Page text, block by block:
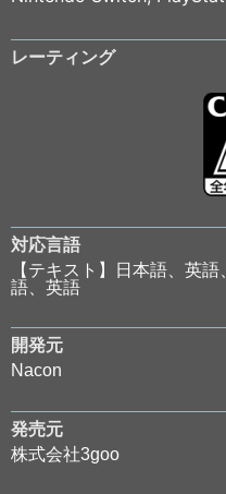
レーティング
対応言語
【テキスト】日本語、英
語、英語
開発元
Nacon
発売元
株式会社3goo